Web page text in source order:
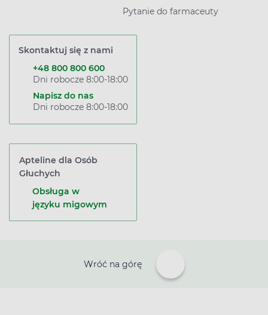
Pytanie do farmaceuty
Skontaktuj się z nami
+48 800 800 600
Dni robocze 8:00-18:00
Napisz do nas
Dni robocze 8:00-18:00
Apteline dla Osób
Głuchych
Obsługa w
języku migowym
Wróć na górę